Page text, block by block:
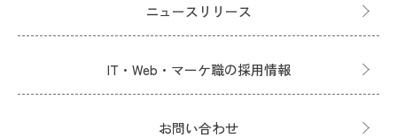
ニュースリリース
IT・Web・マーケ職の採用情報
お問い合わせ